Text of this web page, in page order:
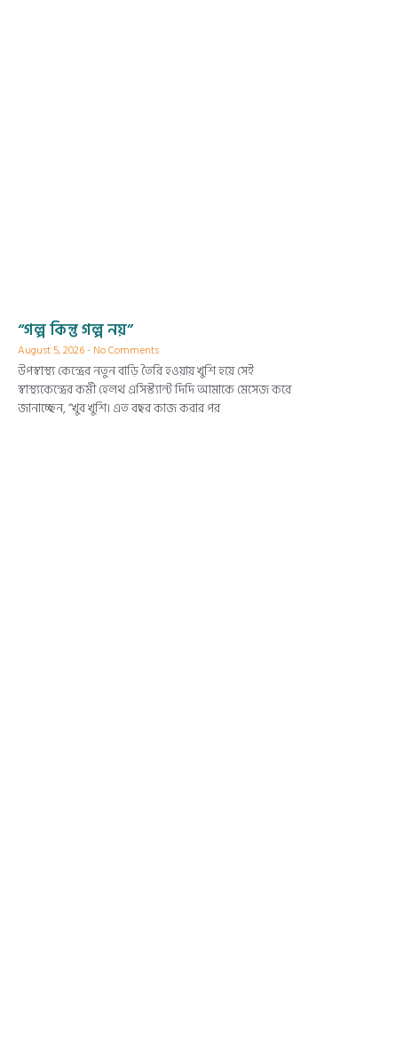
“গল্প কিন্তু গল্প নয়”
August 5, 2026 No Comments
উপস্বাস্থ্য কেন্দ্রের নতুন বাড়ি তৈরি হওয়ায় খুশি হয়ে সেই
স্বাস্থ্যকেন্দ্রের কর্মী হেলথ এসিস্ট্যান্ট দিদি আমাকে মেসেজ করে
জানাচ্ছেন, “খুব খুশি। এত বছর কাজ করার পর